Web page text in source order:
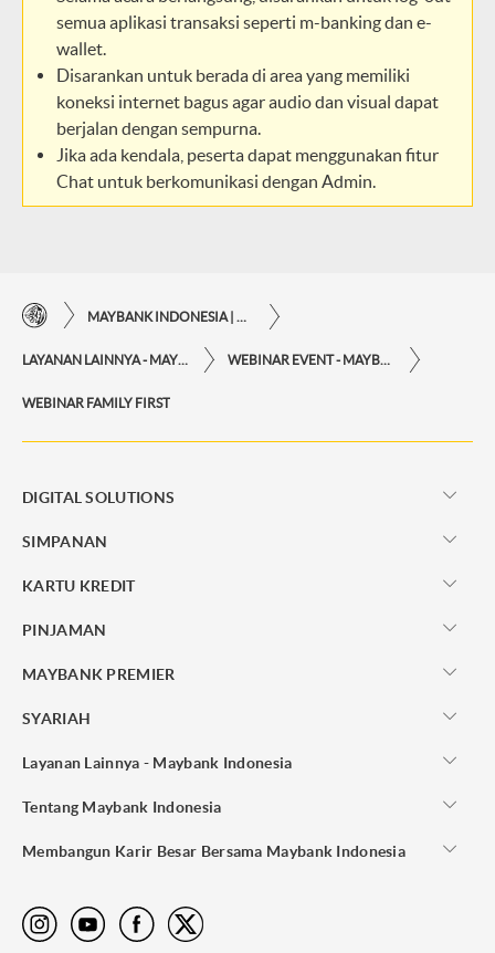
semua aplikasi transaksi seperti m-banking dan e-
wallet.
Disarankan untuk berada di area yang memiliki
koneksi internet bagus agar audio dan visual dapat
berjalan dengan sempurna.
Jika ada kendala, peserta dapat menggunakan fitur
Chat untuk berkomunikasi dengan Admin.
WEBINAR FAMILY FIRST
DIGITAL SOLUTIONS
SIMPANAN
KARTU KREDIT
PINJAMAN
MAYBANK PREMIER
SYARIAH
Layanan Lainnya - Maybank Indonesia
Tentang Maybank Indonesia
Membangun Karir Besar Bersama Maybank Indonesia